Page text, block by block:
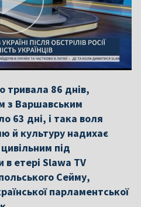
тривала 86 днів,
з Варшавським
63 дні, і така воля
й культуру надихає
під
в етері Slawa TV
Сейму,
парламентської